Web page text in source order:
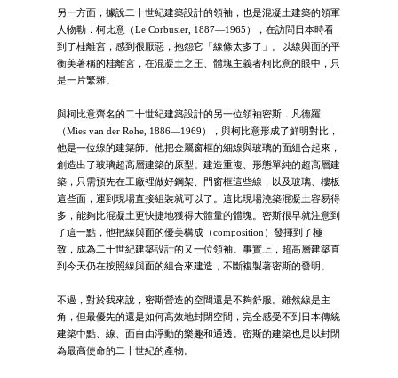
另一方面，據說二十世紀建築設計的領袖，也是混凝土建築的領軍
人物勒．柯比意（Le Corbusier, 1887—1965），在訪問日本時看
到了桂離宮，感到很厭惡，抱怨它「線條太多了」。以線與面的平
衡美著稱的桂離宮，在混凝土之王、體塊主義者柯比意的眼中，只
是一片繁雜。
與柯比意齊名的二十世紀建築設計的另一位領袖密斯．凡德羅
（Mies van der Rohe, 1886—1969），與柯比意形成了鮮明對比，
他是一位線的建築師。他把金屬窗框的細線與玻璃的面組合起來，
創造出了玻璃超高層建築的原型。建造重複、形態單純的超高層建
築，只需預先在工廠裡做好鋼架、門窗框這些線，以及玻璃、樓板
這些面，運到現場直接組裝就可以了。這比現場澆築混凝土容易得
多，能夠比混凝土更快捷地獲得大體量的體塊。密斯很早就注意到
了這一點，他把線與面的優美構成（composition）發揮到了極
致，成為二十世紀建築設計的又一位領袖。事實上，超高層建築直
到今天仍在按照線與面的組合來建造，不斷複製著密斯的發明。
不過，對於我來說，密斯營造的空間還是不夠舒服。雖然線是主
角，但最優先的還是如何高效地封閉空間，完全感受不到日本傳統
建築中點、線、面自由浮動的樂趣和通透。密斯的建築也是以封閉
為最高使命的二十世紀的產物。